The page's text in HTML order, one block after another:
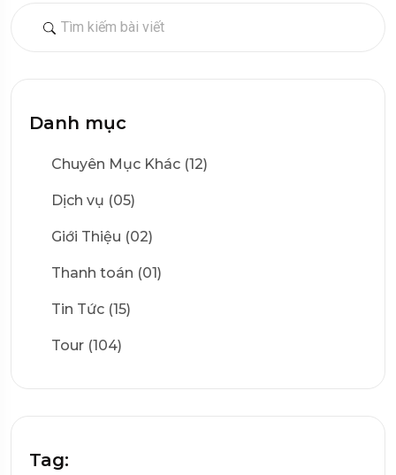
Danh mục
Chuyên Mục Khác (12)
Dịch vụ (05)
Giới Thiệu (02)
Thanh toán (01)
Tin Tức (15)
Tour (104)
Tag: